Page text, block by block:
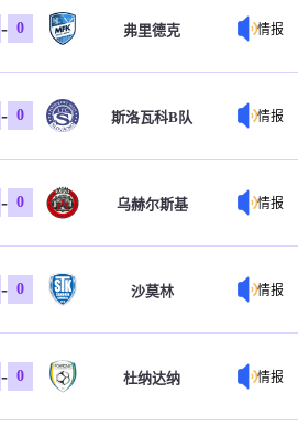
- 0 弗里德克 情报
- 0 斯洛瓦科B队 情报
- 0 乌赫尔斯基 情报
- 0 沙莫林 情报
- 0 杜纳达纳 情报